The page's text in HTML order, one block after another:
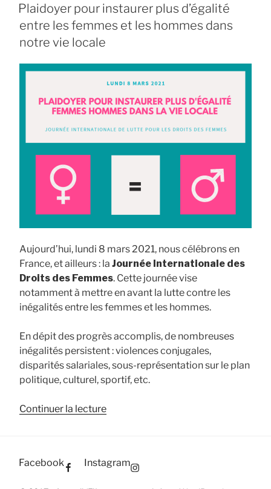
Quelles
actions
en
place
à
Nogent-
le-
Rotrou
LE
Plaidoyer pour instaurer plus d’égalité
entre les femmes et les hommes dans
notre vie locale
Aujourd’hui, lundi 8 mars 2021, nous célébrons en
France, et ailleurs : la Journée Internationale des
Droits des Femmes. Cette journée vise
notamment à mettre en avant la lutte contre les
inégalités entre les femmes et les hommes.
En dépit des progrès accomplis, de nombreuses
inégalités persistent : violences conjugales,
disparités salariales, sous-représentation sur le plan
politique, culturel, sportif, etc.
Continuer la lecturede
plus
Facebook Instagram